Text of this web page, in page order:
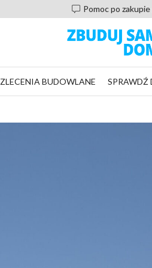
Pomoc po zakupie projektu, nie
ZLECENIA BUDOWLANE SPRAWDŹ